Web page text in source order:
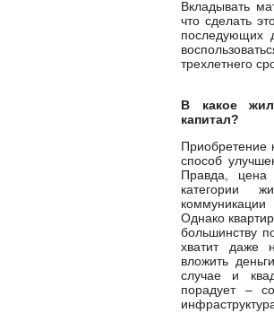
Вкладывать
что сделать
последующих
трехлетнего
В какое
капитал?
Приобретение
способ
Правда, цена
категории
Однако
большинству
хватит даже
вложить
случае и
порадует –